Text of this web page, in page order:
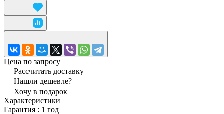
Цена по запросу
Рассчитать доставку
Нашли дешевле?
Хочу в подарок
Характеристики
Гарантия : 1 год